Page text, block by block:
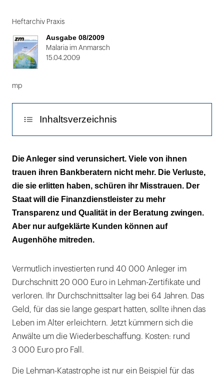
1
von
2
Heftarchiv Praxis
Ausgabe 08/2009
Malaria im Anmarsch
15.04.2009
mp
Inhaltsverzeichnis
Der Batzen in der Tasche des Beraters
Die Konsequenzen aus der Studie
Zwischen Honorar und Provision
Die Anleger sind verunsichert. Viele von ihnen
trauen ihren Bankberatern nicht mehr. Die Verluste,
die sie erlitten haben, schüren ihr Misstrauen. Der
Staat will die Finanzdienstleister zu mehr
Transparenz und Qualität in der Beratung zwingen.
Aber nur aufgeklärte Kunden können auf
Augenhöhe mitreden.
Vermutlich investierten rund 40 000 Anleger im
Durchschnitt 20 000 Euro in Lehman-Zertifikate und
verloren. Ihr Durchschnittsalter lag bei 64 Jahren. Das
Geld, für das sie lange gespart hatten, sollte ihnen das
Leben im Alter erleichtern. Jetzt kümmern sich die
Anwälte um die Wiederbeschaffung. Kosten: rund
3 000 Euro pro Fall.
Die Lehman-Katastrophe ist nur ein Beispiel für das